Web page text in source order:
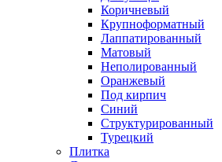
Коричневый
Крупноформатный
Лаппатированный
Матовый
Неполированный
Оранжевый
Под кирпич
Синий
Структурированный
Турецкий
Плитка